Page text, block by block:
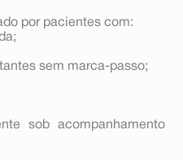
por pacientes com:
sem marca-passo;
sob acompanhamento